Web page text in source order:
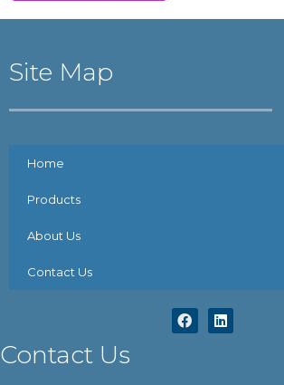
Site Map
Home
Products
About Us
Contact Us
Contact Us